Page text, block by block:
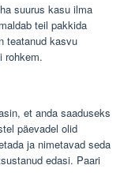
suurus kasu ilma
teil pakkida
teatanud kasvu
rohkem.
et anda saaduseks
päevadel olid
ja nimetavad seda
edasi. Paari